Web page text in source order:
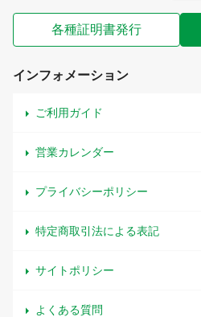
各種証明書発行
インフォメーション
ご利用ガイド
営業カレンダー
プライバシーポリシー
特定商取引法による表記
サイトポリシー
よくある質問